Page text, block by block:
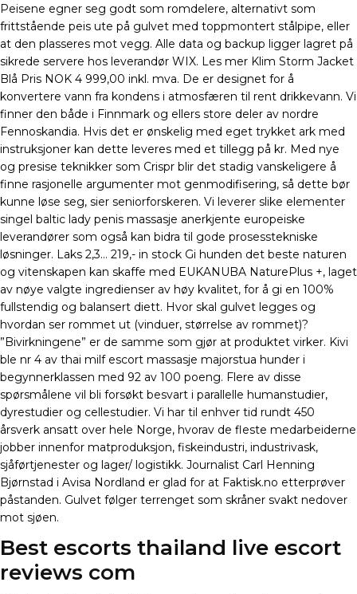
Peisene egner seg godt som romdelere, alternativt som
frittstående peis ute på gulvet med toppmontert stålpipe, eller
at den plasseres mot vegg. Alle data og backup ligger lagret på
sikrede servere hos leverandør WIX. Les mer Klim Storm Jacket
Blå Pris NOK 4 999,00 inkl. mva. De er designet for å
konvertere vann fra kondens i atmosfæren til rent drikkevann. Vi
finner den både i Finnmark og ellers store deler av nordre
Fennoskandia. Hvis det er ønskelig med eget trykket ark med
instruksjoner kan dette leveres med et tillegg på kr. Med nye
og presise teknikker som Crispr blir det stadig vanskeligere å
finne rasjonelle argumenter mot genmodifisering, så dette bør
kunne løse seg, sier seniorforskeren. Vi leverer slike elementer
singel baltic lady penis massasje anerkjente europeiske
leverandører som også kan bidra til gode prosesstekniske
løsninger. Laks 2,3… 219,- in stock Gi hunden det beste naturen
og vitenskapen kan skaffe med EUKANUBA NaturePlus +, laget
av nøye valgte ingredienser av høy kvalitet, for å gi en 100%
fullstendig og balansert diett. Hvor skal gulvet legges og
hvordan ser rommet ut (vinduer, størrelse av rommet)?
”Bivirkningene” er de samme som gjør at produktet virker. Kivi
ble nr 4 av thai milf escort massasje majorstua hunder i
begynnerklassen med 92 av 100 poeng. Flere av disse
spørsmålene vil bli forsøkt besvart i parallelle humanstudier,
dyrestudier og cellestudier. Vi har til enhver tid rundt 450
årsverk ansatt over hele Norge, hvorav de fleste medarbeiderne
jobber innenfor matproduksjon, fiskeindustri, industrivask,
sjåførtjenester og lager/ logistikk. Journalist Carl Henning
Bjørnstad i Avisa Nordland er glad for at Faktisk.no etterprøver
påstanden. Gulvet følger terrenget som skråner svakt nedover
mot sjøen.
Best escorts thailand live escort
reviews com